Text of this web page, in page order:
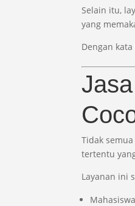
Selain itu,
yang
Dengan
Tidak
tertentu
Layanan ini